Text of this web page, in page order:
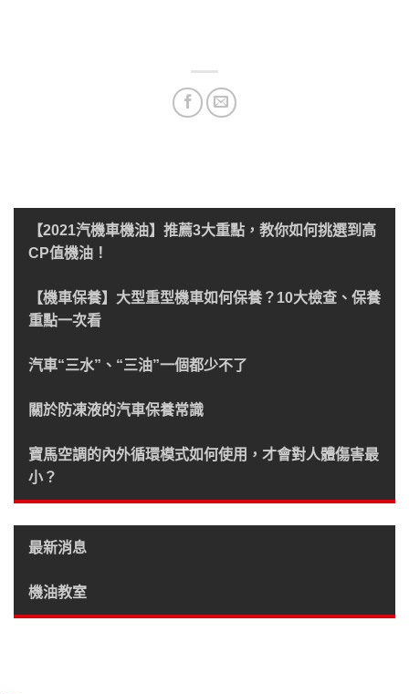
【2021汽機車機油】推薦3大重點，教你如何挑選到高
CP值機油！
【機車保養】大型重型機車如何保養？10大檢查、保養
重點一次看
汽車“三水”、“三油”一個都少不了
關於防凍液的汽車保養常識
寶馬空調的內外循環模式如何使用，才會對人體傷害最
小？
最新消息
機油教室